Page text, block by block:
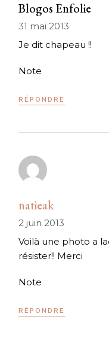
Blogos Enfolie
31 mai 2013
Je dit chapeau !!
Note
RÉPONDRE
natieak
2 juin 2013
Voilà une photo a
résister!! Merci
Note
RÉPONDRE